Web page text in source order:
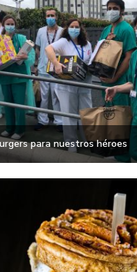
para nuestros héroes